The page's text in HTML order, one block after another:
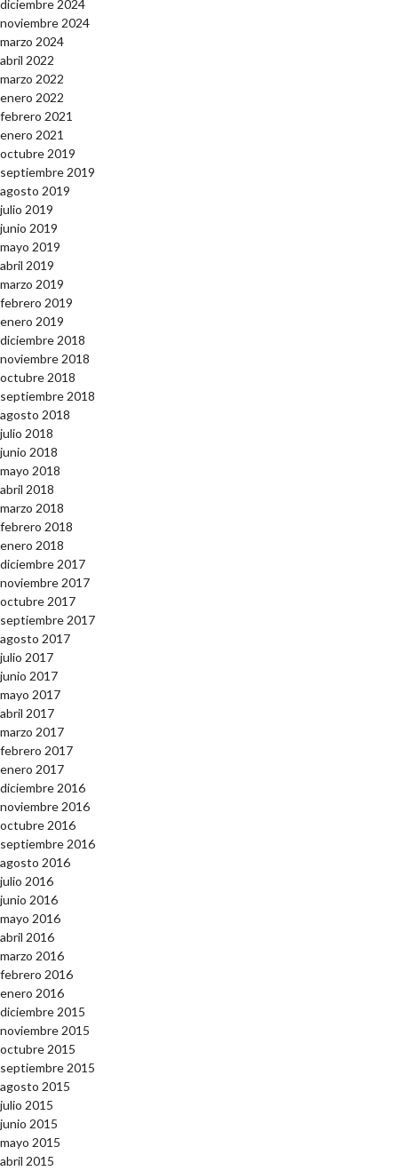
diciembre 2024
noviembre 2024
marzo 2024
abril 2022
marzo 2022
enero 2022
febrero 2021
enero 2021
octubre 2019
septiembre 2019
agosto 2019
julio 2019
junio 2019
mayo 2019
abril 2019
marzo 2019
febrero 2019
enero 2019
diciembre 2018
noviembre 2018
octubre 2018
septiembre 2018
agosto 2018
julio 2018
junio 2018
mayo 2018
abril 2018
marzo 2018
febrero 2018
enero 2018
diciembre 2017
noviembre 2017
octubre 2017
septiembre 2017
agosto 2017
julio 2017
junio 2017
mayo 2017
abril 2017
marzo 2017
febrero 2017
enero 2017
diciembre 2016
noviembre 2016
octubre 2016
septiembre 2016
agosto 2016
julio 2016
junio 2016
mayo 2016
abril 2016
marzo 2016
febrero 2016
enero 2016
diciembre 2015
noviembre 2015
octubre 2015
septiembre 2015
agosto 2015
julio 2015
junio 2015
mayo 2015
abril 2015